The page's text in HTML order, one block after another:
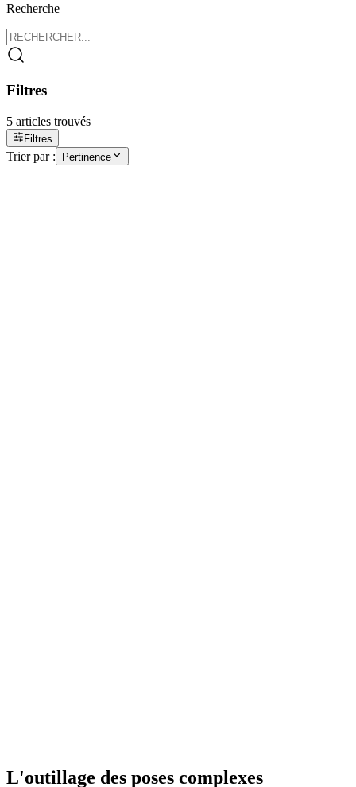
Recherche
Filtres
5 articles trouvés
Filtres
Trier par : Pertinence
L'outillage des poses complexes